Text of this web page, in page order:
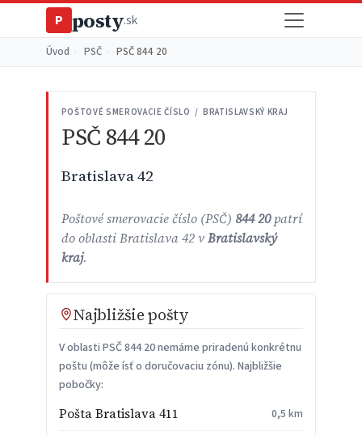
P posty.sk
Úvod PSČ PSČ 844 20
POŠTOVÉ SMEROVACIE ČÍSLO / BRATISLAVSKÝ KRAJ
PSČ 844 20
Bratislava 42
Poštové smerovacie číslo (PSČ) 844 20patrí
do oblasti Bratislava 42 vBratislavský
kraj.
Najbližšie pošty
V oblasti PSČ 844 20 nemáme priradenú konkrétnu
poštu (môže ísť o doručovaciu zónu). Najbližšie
pobočky:
Pošta Bratislava 411 0,5 km